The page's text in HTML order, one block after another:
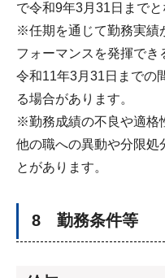
で令和9年3月31日までと
※任期を通じて勤務実績
フォーマンスを発揮でき
令和11年3月31日までの
る場合があります。
※勤務成績の不良や適格
他の職への異動や分限処
とがあります。
8 勤務条件等